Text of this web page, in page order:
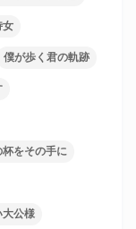
女
僕が歩く君の軌跡
杯をその手に
大公様